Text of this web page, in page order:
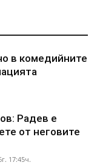
в комедийните
Радев е
от неговите
17:45ч.